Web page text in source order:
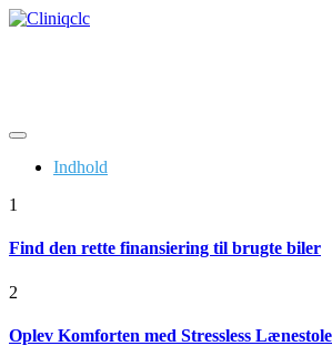
Skip
Indhold
1
Find den rette finansiering til brugte biler
2
Oplev Komforten med Stressless